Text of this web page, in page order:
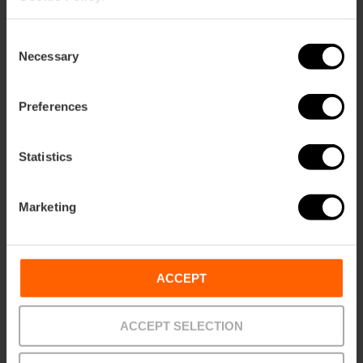
Selection
Necessary
Preferences
Statistics
Marketing
ACCEPT
ACCEPT SELECTION